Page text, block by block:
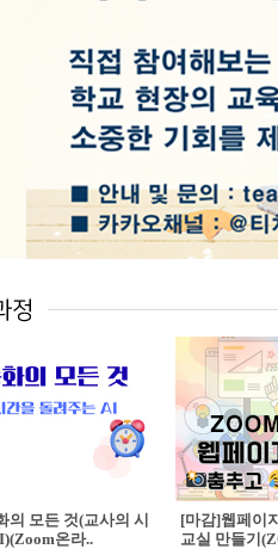
의 모든 것(교사의 시
온라..
[마감]웹페이
교실 만들기